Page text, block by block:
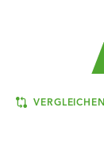
VERGLEICHEN